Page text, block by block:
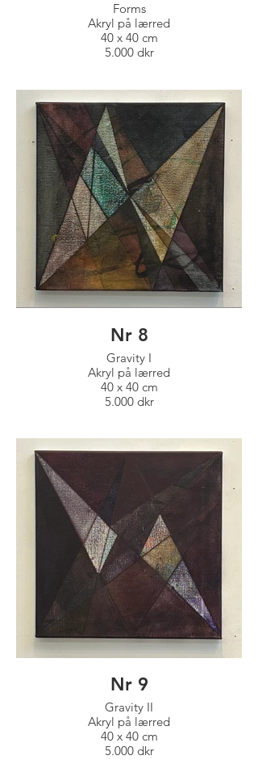
Forms
Akryl på lærred
40 x 40 cm
5.000 dkr
Nr 8
Gravity I
Akryl på lærred
40 x 40 cm
5.000 dkr
Nr 9
Gravity II
Akryl på lærred
40 x 40 cm
5.000 dkr